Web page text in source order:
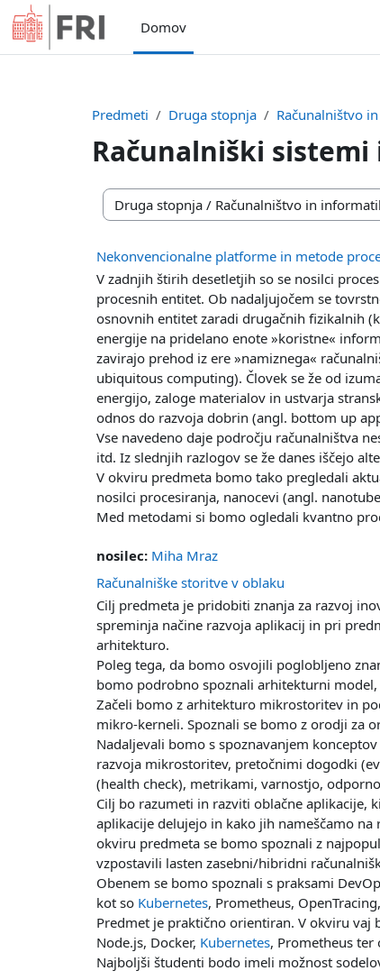
Preskoči na glavno vsebino
Domov
Predmeti Druga stopnja Računalništvo
Računalniški
Kategorije predmetov
Nekonvencionalne platforme in metode
V zadnjih štirih desetletjih so se nosilci
procesnih entitet. Ob nadaljujočem se
osnovnih entitet zaradi drugačnih fizikalnih
energije na pridelano enote »koristne«
zavirajo prehod iz ere »namiznega«
ubiquitous computing). Človek se že od
energijo, zaloge materialov in ustvarja
odnos do razvoja dobrin (angl. bottom up
Vse navedeno daje področju računalništva
itd. Iz slednjih razlogov se že danes iščejo
V okviru predmeta bomo tako pregledali
nosilci procesiranja, nanocevi (angl.
Med metodami si bomo ogledali kvantno
nosilec: Miha Mraz
Računalniške storitve v oblaku
Cilj predmeta je pridobiti znanja za razvoj
spreminja načine razvoja aplikacij in pri
arhitekturo.
Poleg tega, da bomo osvojili poglobljeno
bomo podrobno spoznali arhitekturni
Začeli bomo z arhitekturo mikrostoritev in
mikro-kerneli. Spoznali se bomo z orodji za
Nadaljevali bomo s spoznavanjem
razvoja mikrostoritev, pretočnimi dogodki
(health check), metrikami, varnostjo,
Cilj bo razumeti in razviti oblačne aplikacije,
aplikacije delujejo in kako jih nameščamo
okviru predmeta se bomo spoznali z
vzpostavili lasten zasebni/hibridni
Obenem se bomo spoznali s praksami
kot so Kubernetes, Prometheus,
Predmet je praktično orientiran. V okviru vaj
Node.js, Docker, Kubernetes, Prometheus ter
Najboljši študenti bodo imeli možnost